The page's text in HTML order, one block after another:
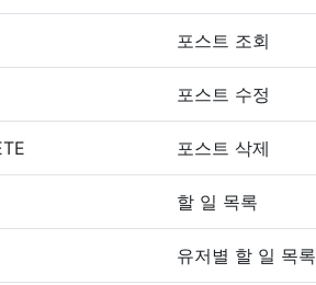
포스트 조회
포스트 수정
포스트 삭제
할 일 목록
유저별 할 일 목록